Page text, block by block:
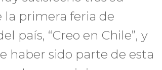
la primera feria de
país, “Creo en Chile”, y
haber sido parte de esta